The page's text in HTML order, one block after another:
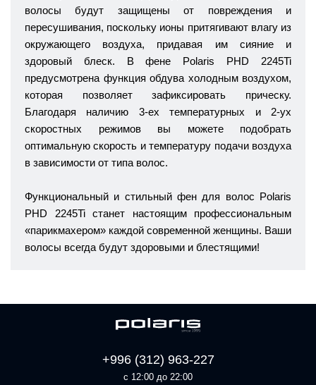
волосы будут защищены от повреждения и
пересушивания, поскольку ионы притягивают влагу из
окружающего воздуха, придавая им сияние и
здоровый блеск. В фене Polaris PHD 2245Ti
предусмотрена функция обдува холодным воздухом,
которая позволяет зафиксировать прическу.
Благодаря наличию 3-ех температурных и 2-ух
скоростных режимов вы можете подобрать
оптимальную скорость и температуру подачи воздуха
в зависимости от типа волос.
Функциональный и стильный фен для волос Polaris
PHD 2245Ti станет настоящим профессиональным
«парикмахером» каждой современной женщины. Ваши
волосы всегда будут здоровыми и блестящими!
+996 (312) 963-227
с 12:00 до 22:00